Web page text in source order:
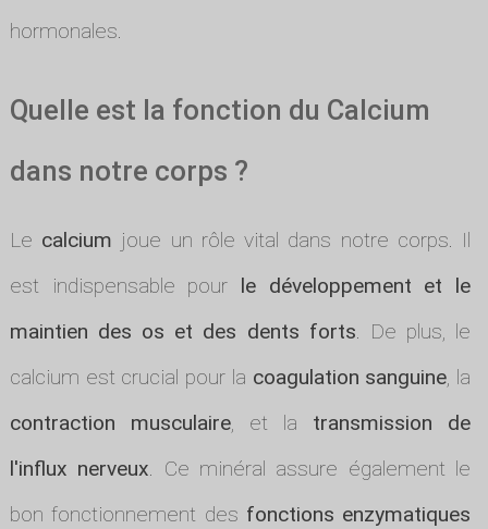
hormonales.
Quelle est la fonction du Calcium
dans notre corps ?
Le calcium joue un rôle vital dans notre corps. Il
est indispensable pour le développement et le
maintien des os et des dents forts. De plus, le
calcium est crucial pour la coagulation sanguine, la
contraction musculaire, et la transmission de
l'influx nerveux. Ce minéral assure également le
bon fonctionnement des fonctions enzymatiques